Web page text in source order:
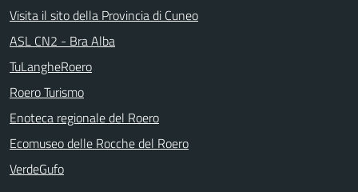
Visita il sito della Provincia di Cuneo
ASL CN2 - Bra Alba
TuLangheRoero
Roero Turismo
Enoteca regionale del Roero
Ecomuseo delle Rocche del Roero
VerdeGufo